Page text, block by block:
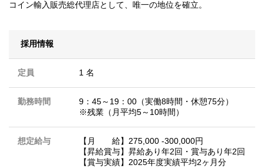
コイン輸入販売総代理店として、唯一の地位を確立。
採用情報
定員 1 名
勤務時間
9：45～19：00（実働8時間・休憩75分）
※残業（月平均5～10時間）
想定給与
【月 給】275,000 -300,000円
【昇給賞与】昇給あり年2回・賞与あり年2回
【賞与実績】2025年度実績平均2ヶ月分